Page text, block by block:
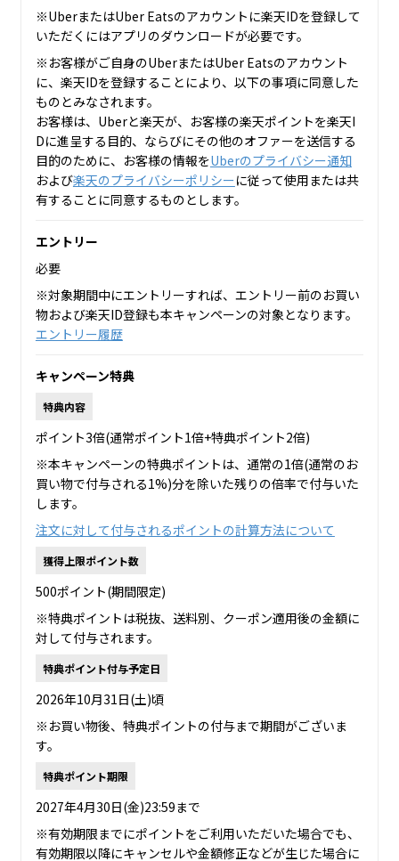
※UberまたはUber Eatsのアカウントに楽天IDを登録して
いただくにはアプリのダウンロードが必要です。
※お客様がご自身のUberまたはUber Eatsのアカウント
に、楽天IDを登録することにより、以下の事項に同意した
ものとみなされます。
お客様は、Uberと楽天が、お客様の楽天ポイントを楽天I
Dに進呈する目的、ならびにその他のオファーを送信する
目的のために、お客様の情報をUberのプライバシー通知
および楽天のプライバシーポリシーに従って使用または共
有することに同意するものとします。
エントリー
必要
※対象期間中にエントリーすれば、エントリー前のお買い
物および楽天ID登録も本キャンペーンの対象となります。
エントリー履歴
キャンペーン特典
特典内容
ポイント3倍(通常ポイント1倍+特典ポイント2倍)
※本キャンペーンの特典ポイントは、通常の1倍(通常のお
買い物で付与される1%)分を除いた残りの倍率で付与いた
します。
注文に対して付与されるポイントの計算方法について
獲得上限ポイント数
500ポイント(期間限定)
※特典ポイントは税抜、送料別、クーポン適用後の金額に
対して付与されます。
特典ポイント付与予定日
2026年10月31日(土)頃
※お買い物後、特典ポイントの付与まで期間がございま
す。
特典ポイント期限
2027年4月30日(金)23:59まで
※有効期限までにポイントをご利用いただいた場合でも、
有効期限以降にキャンセルや金額修正などが生じた場合に